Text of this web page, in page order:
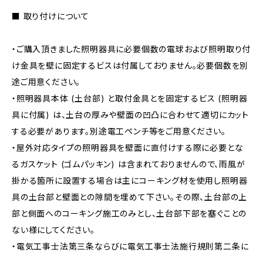
■ 取り付けについて
・ご購入頂きました照明器具に必要個数の電球および照明取り付
け金具を壁に固定するビスは付属しておりません。必要個数を別
途ご用意ください。
・照明器具本体 (土台部) と取付金具とを固定するビス (照明器
具に付属) は、土台の厚みや壁面の凹凸に合わせて適切にカット
する必要があります。別途電工ペンチ等をご用意ください。
・屋外対応タイプの照明器具を壁面に直付けする際に必要とな
るガスケット (ゴムパッキン) は含まれておりませんので、雨風が
掛かる箇所に設置する場合は主にコーキング材を使用し照明器
具の土台部と壁面との隙間を埋めて下さい。その際、土台部の上
部と側面へのコーキング施工のみとし、土台部下部を塞ぐことの
ない様にしてください。
・電気工事士法第三条ならびに電気工事士法施行規則第二条に